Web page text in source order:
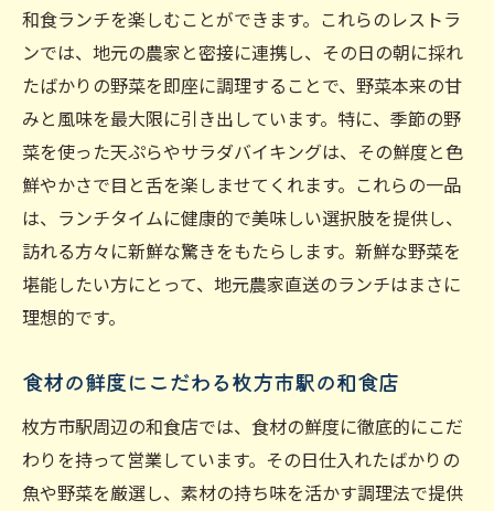
和食ランチを楽しむことができます。これらのレストラ
ンでは、地元の農家と密接に連携し、その日の朝に採れ
たばかりの野菜を即座に調理することで、野菜本来の甘
みと風味を最大限に引き出しています。特に、季節の野
菜を使った天ぷらやサラダバイキングは、その鮮度と色
鮮やかさで目と舌を楽しませてくれます。これらの一品
は、ランチタイムに健康的で美味しい選択肢を提供し、
訪れる方々に新鮮な驚きをもたらします。新鮮な野菜を
堪能したい方にとって、地元農家直送のランチはまさに
理想的です。
食材の鮮度にこだわる枚方市駅の和食店
枚方市駅周辺の和食店では、食材の鮮度に徹底的にこだ
わりを持って営業しています。その日仕入れたばかりの
魚や野菜を厳選し、素材の持ち味を活かす調理法で提供